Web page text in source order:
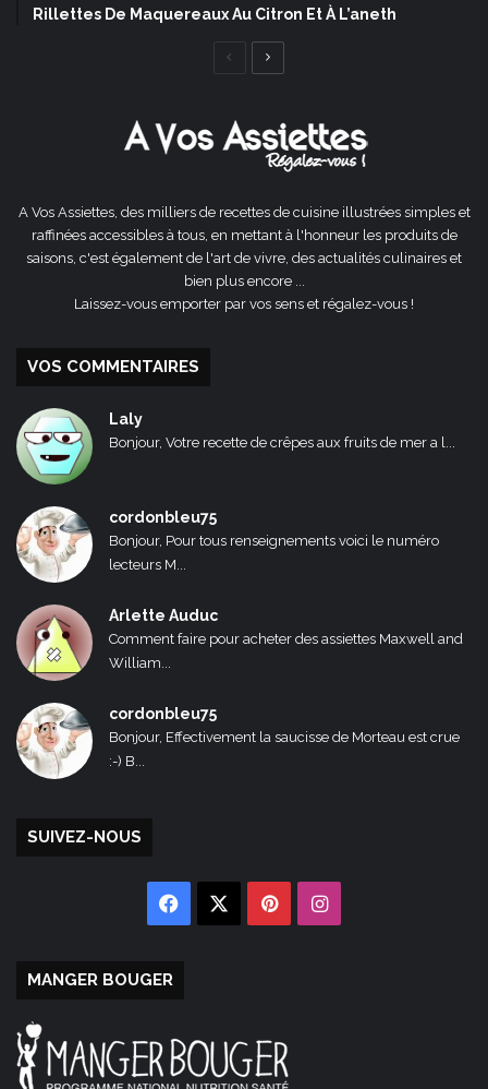
Rillettes De Maquereaux Au Citron Et À L’aneth
Page
A Vos Assiettes, des milliers de recettes de cuisine illustrées simples et
raffinées accessibles à tous, en mettant à l'honneur les produits de
saisons, c'est également de l'art de vivre, des actualités culinaires et
bien plus encore ...
Laissez-vous emporter par vos sens et régalez-vous !
VOS COMMENTAIRES
Laly
Bonjour, Votre recette de crêpes aux fruits de mer a l...
cordonbleu75
Bonjour, Pour tous renseignements voici le numéro
lecteurs M...
Arlette Auduc
Comment faire pour acheter des assiettes Maxwell and
William...
cordonbleu75
Bonjour, Effectivement la saucisse de Morteau est crue
:-) B...
SUIVEZ-NOUS
Facebook PinterestInstagram
MANGER BOUGER